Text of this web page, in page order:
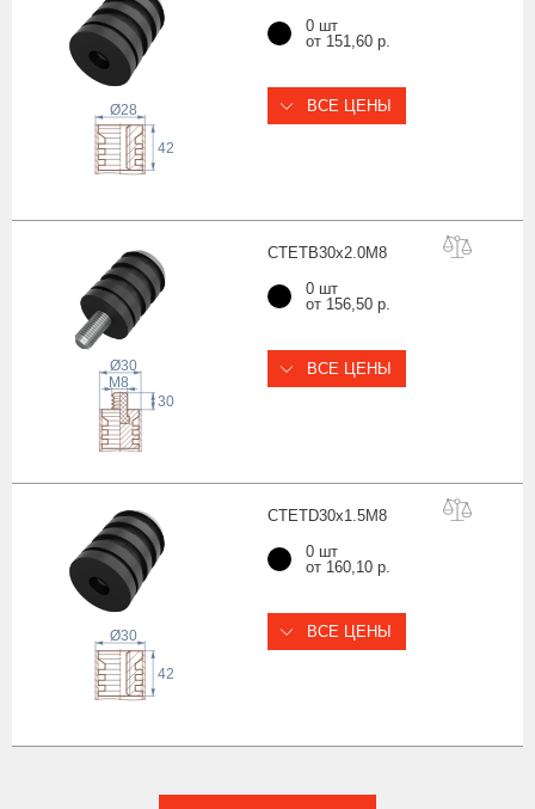
42
Ø28
0 шт
от 151,60 р.
ВСЕ ЦЕНЫ
CTETB30x2.0M8
30
Ø30
M8
0 шт
от 156,50 р.
ВСЕ ЦЕНЫ
CTETD30x1.5M8
42
Ø30
0 шт
от 160,10 р.
ВСЕ ЦЕНЫ